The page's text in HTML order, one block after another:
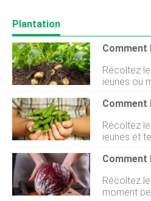
Plantation
Récoltez
jeunes ou mûres.
pommes
sont
terre de la
souvent
de terre
prêtes à
majeure
est fanée Petit, tour, les pommes de
Récoltez
jeunes et
durs et
la vigne
dans
Récoltez
Récoltez
moment